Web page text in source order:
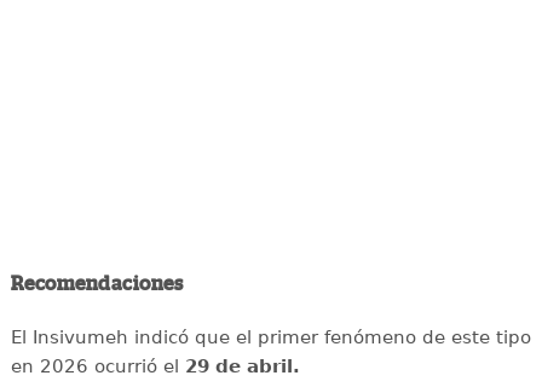
Recomendaciones
El Insivumeh indicó que el primer fenómeno de este tipo
en 2026 ocurrió el 29 de abril.